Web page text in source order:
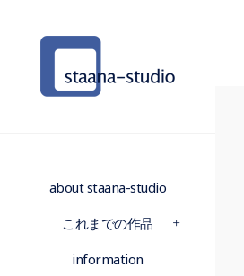
about staana-studio
これまでの作品
information